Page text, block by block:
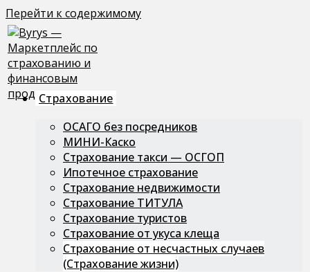
Перейти к содержимому
Страхование
ОСАГО без посредников
МИНИ-Каско
Страхование такси — ОСГОП
Ипотечное страхование
Страхование недвижимости
Страхование ТИТУЛА
Страхование туристов
Страхование от укуса клеща
Страхование от несчастных случаев
(Страхование жизни)